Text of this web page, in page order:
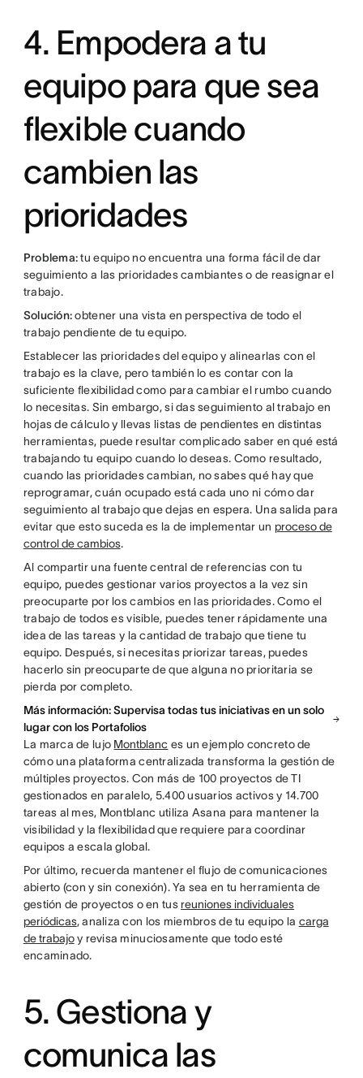
4. Empodera a tu
equipo para que sea
flexible cuando
cambien las
prioridades
Problema:tu equipo no encuentra una forma fácil de dar
seguimiento a las prioridades cambiantes o de reasignar el
trabajo.
Solución:obtener una vista en perspectiva de todo el
trabajo pendiente de tu equipo.
Establecer las prioridades del equipo y alinearlas con el
trabajo es la clave, pero también lo es contar con la
suficiente flexibilidad como para cambiar el rumbo cuando
lo necesitas. Sin embargo, si das seguimiento al trabajo en
hojas de cálculo y llevas listas de pendientes en distintas
herramientas, puede resultar complicado saber en qué está
trabajando tu equipo cuando lo deseas. Como resultado,
cuando las prioridades cambian, no sabes qué hay que
reprogramar, cuán ocupado está cada uno ni cómo dar
seguimiento al trabajo que dejas en espera. Una salida para
evitar que esto suceda es la de implementar un proceso de
control de cambios.
Al compartir una fuente central de referencias con tu
equipo, puedes gestionar varios proyectos a la vez sin
preocuparte por los cambios en las prioridades. Como el
trabajo de todos es visible, puedes tener rápidamente una
idea de las tareas y la cantidad de trabajo que tiene tu
equipo. Después, si necesitas priorizar tareas, puedes
hacerlo sin preocuparte de que alguna no prioritaria se
pierda por completo.
Más información: Supervisa todas tus iniciativas en un solo
lugar con los Portafolios
La marca de lujo Montblanc es un ejemplo concreto de
cómo una plataforma centralizada transforma la gestión de
múltiples proyectos. Con más de 100 proyectos de TI
gestionados en paralelo, 5.400 usuarios activos y 14.700
tareas al mes, Montblanc utiliza Asana para mantener la
visibilidad y la flexibilidad que requiere para coordinar
equipos a escala global.
Por último, recuerda mantener el flujo de comunicaciones
abierto (con y sin conexión). Ya sea en tu herramienta de
gestión de proyectos o en tus reuniones individuales
periódicas, analiza con los miembros de tu equipo la carga
de trabajoy revisa minuciosamente que todo esté
encaminado.
5. Gestiona y
comunica las